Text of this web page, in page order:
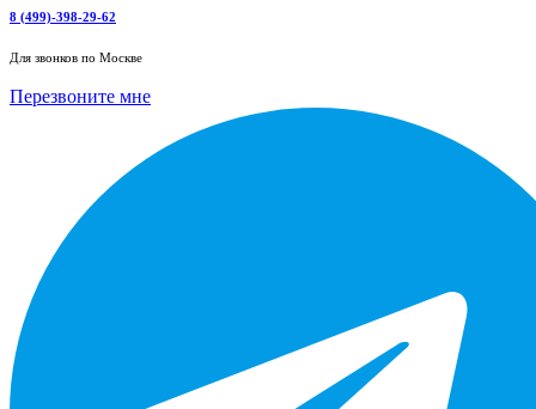
8 (499)-398-29-62
Для звонков по Москве
Перезвоните мне